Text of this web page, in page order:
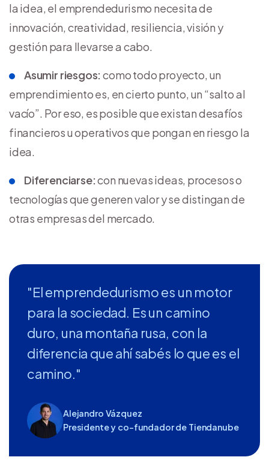
la idea, el emprendedurismo necesita de
innovación, creatividad, resiliencia, visión y
gestión para llevarse a cabo.
Asumir riesgos:como todo proyecto, un
emprendimiento es, en cierto punto, un “salto al
vacío”. Por eso, es posible que existan desafíos
financieros u operativos que pongan en riesgo la
idea.
Diferenciarse:con nuevas ideas, procesos o
tecnologías que generen valor y se distingan de
otras empresas del mercado.
"El emprendedurismo es un motor
para la sociedad. Es un camino
duro, una montaña rusa, con la
diferencia que ahí sabés lo que es el
camino."
Alejandro Vázquez
Presidente y co-fundador de Tiendanube